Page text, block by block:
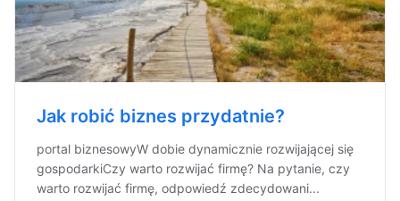
Jak robić biznes przydatnie?
portal biznesowyW dobie dynamicznie rozwijającej się
gospodarkiCzy warto rozwijać firmę? Na pytanie, czy
warto rozwijać firmę, odpowiedź zdecydowani...